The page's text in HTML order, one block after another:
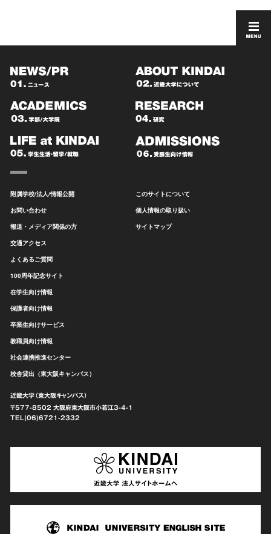
附属学校/法人/情報公開
お問い合わせ
報道・メディア関係の方
交通アクセス
よくあるご質問
100周年記念サイト
在学生向け情報
保護者向け情報
卒業生向けサービス
教職員向け情報
社会連携推進センター
校舎貸出（東大阪キャンパス）
このサイトについて
個人情報の取り扱い
サイトマップ
近畿大学（東大阪キャンパス）
〒577-8502 大阪府東大阪市小若江3-4-1
TEL(06)6721-2332